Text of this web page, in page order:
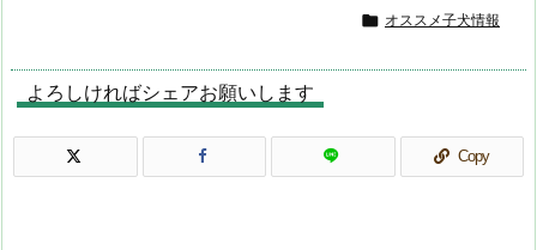
 オススメ子犬情報
よろしければシェアお願いします
Copy